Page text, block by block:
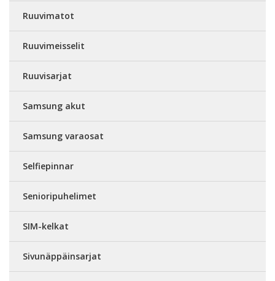
Ruuvimatot
Ruuvimeisselit
Ruuvisarjat
Samsung akut
Samsung varaosat
Selfiepinnar
Senioripuhelimet
SIM-kelkat
Sivunäppäinsarjat